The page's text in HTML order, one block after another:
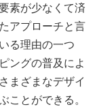
素が少なくて済
アプローチと言
る理由の一つ
ングの普及によ
まざまなデザイ
ことができる。